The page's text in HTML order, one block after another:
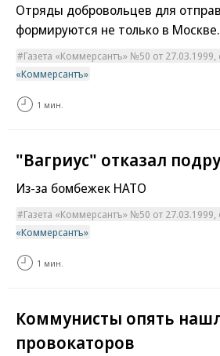
Отряды добровольцев для
формируются не только в
Газета «Коммерсантъ» №50 от 27.03.1999,
«Коммерсантъ»
1 мин.
"Вагриус" отказал
Из-за бомбежек НАТО
Газета «Коммерсантъ» №50 от 27.03.1999,
«Коммерсантъ»
1 мин.
Коммунисты опять
провокаторов